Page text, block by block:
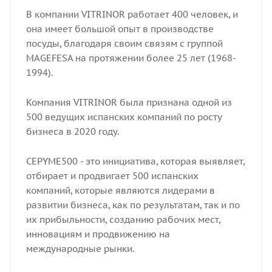
В компании VITRINOR работает 400 человек, и
она имеет большой опыт в производстве
посуды, благодаря своим связям с группой
MAGEFESA на протяжении более 25 лет (1968-
1994).
Компания VITRINOR была признана одной из
500 ведущих испанских компаний по росту
бизнеса в 2020 году.
CEPYME500 - это инициатива, которая выявляет,
отбирает и продвигает 500 испанских
компаний, которые являются лидерами в
развитии бизнеса, как по результатам, так и по
их прибыльности, созданию рабочих мест,
инновациям и продвижению на
международные рынки.